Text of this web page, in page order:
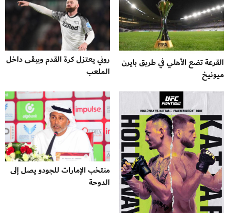
القرعة تضع الأهلي في طريق بايرن
ميونيخ
روني يعتزل كرة القدم ويبقى داخل
الملعب
منتخب الإمارات للجودو يصل إلى
الدوحة